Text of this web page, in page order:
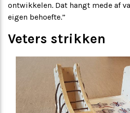
ontwikkelen. Dat hangt mede af
eigen behoefte.”
Veters strikken